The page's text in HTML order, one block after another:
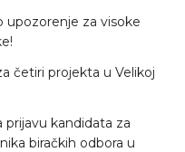
upozorenje za visoke
četiri projekta u Velikoj
prijavu kandidata za
biračkih odbora u